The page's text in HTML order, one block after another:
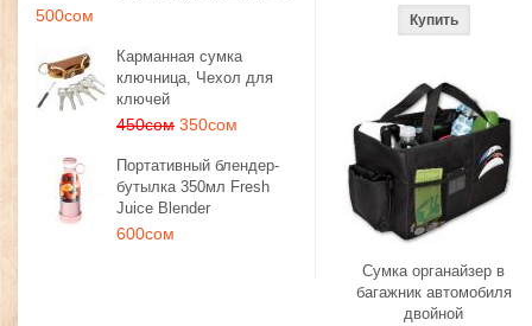
500сом
Карманная сумка
ключница, Чехол для
ключей
450сом 350сом
Портативный блендер-
бутылка 350мл Fresh
Juice Blender
600сом
Сумка органайзер в
багажник автомобиля
двойной